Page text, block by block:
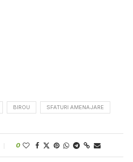
BIROU SFATURI AMENAJARE
0